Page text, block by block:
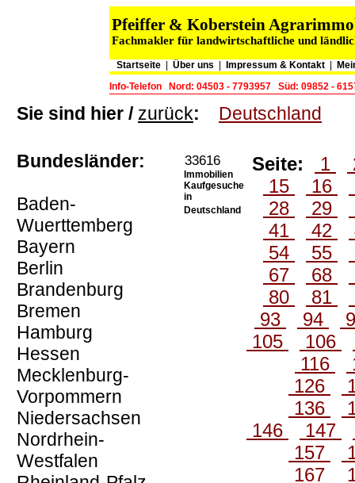
Pfeiffer & Koberstein
Fachmakler für landwirtschaftliche und
Startseite Über uns Impressum & Kontakt
Info-Telefon
Nord: 04503 - 7793957 Süd: 09852 -
Sie sind hier / zurück: Deutschland
Bundesländer:
Baden-
Wuerttemberg
Bayern
Berlin
Brandenburg
Bremen
Hamburg
Hessen
Mecklenburg-
Vorpommern
Niedersachsen
Nordrhein-
Westfalen
33616
Immobilien
Kaufgesuche
in
Deutschland
Seite: 1
15
16
28
29
41
42
54
55
67
68
80
81
93
94
105
106
116
126
136
146
147
157
167